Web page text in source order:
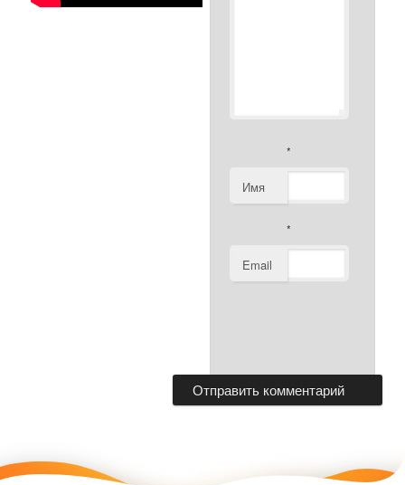
Имя
*
Email
*